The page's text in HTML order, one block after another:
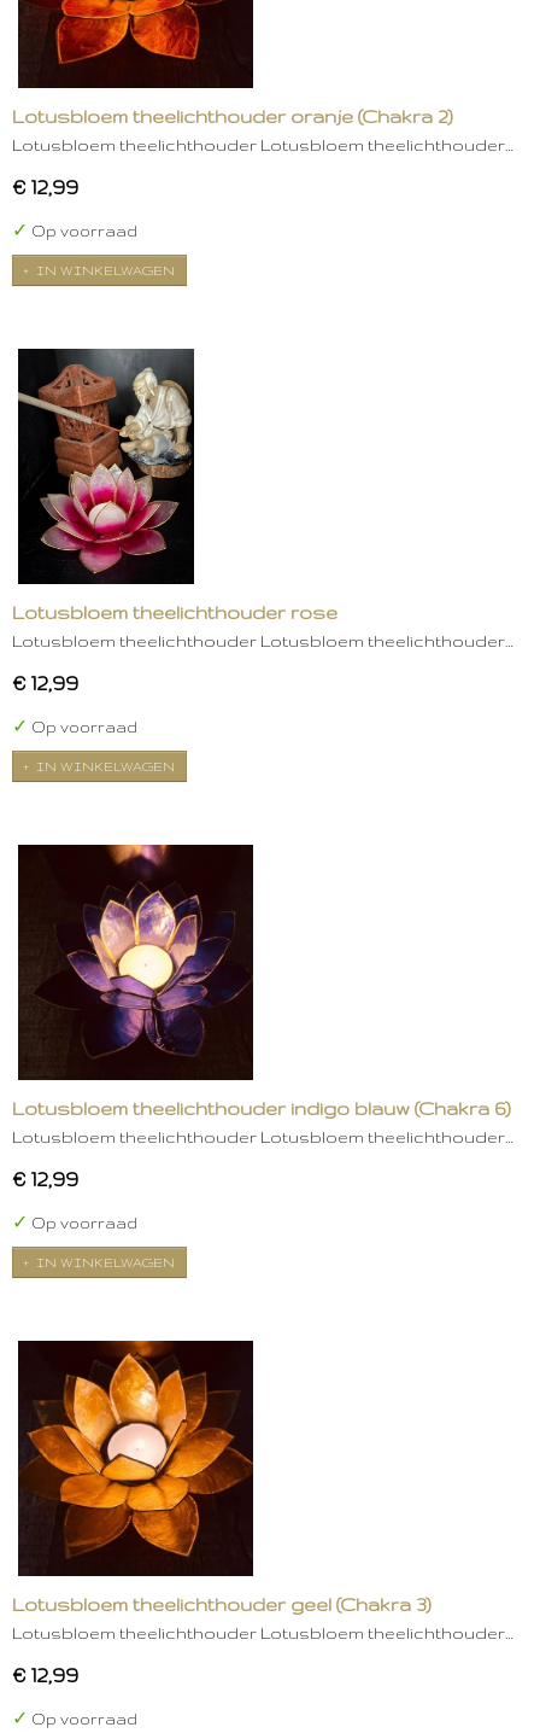
Lotusbloem theelichthouder oranje (Chakra 2)
Lotusbloem theelichthouder Lotusbloem theelichthouder…
€ 12,99
✓ Op voorraad
IN WINKELWAGEN
Lotusbloem theelichthouder rose
Lotusbloem theelichthouder Lotusbloem theelichthouder…
€ 12,99
✓ Op voorraad
IN WINKELWAGEN
Lotusbloem theelichthouder indigo blauw (Chakra 6)
Lotusbloem theelichthouder Lotusbloem theelichthouder…
€ 12,99
✓ Op voorraad
IN WINKELWAGEN
Lotusbloem theelichthouder geel (Chakra 3)
Lotusbloem theelichthouder Lotusbloem theelichthouder…
€ 12,99
✓ Op voorraad